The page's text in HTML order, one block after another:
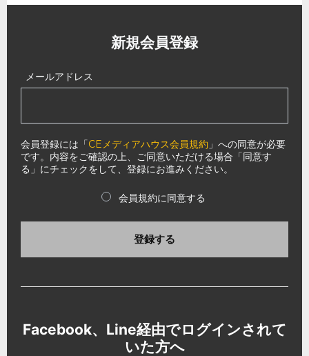
新規会員登録
メールアドレス
会員登録には「CEメディアハウス会員規約 」への同意が必要
です。内容をご確認の上、ご同意いただける場合「同意す
る」にチェックをして、登録にお進みください。
会員規約に同意する
登録する
Facebook、Line経由でログインされて
いた方へ